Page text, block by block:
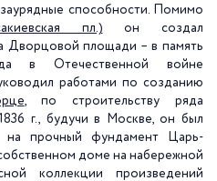
способности. Помимо
пл.) он создал
Дворцовой площади – в память
в Отечественной войне
работами по созданию
, по строительству ряда
г., будучи в Москве, он был
на прочный фундамент Царь-
доме на набережной
коллекции произведений